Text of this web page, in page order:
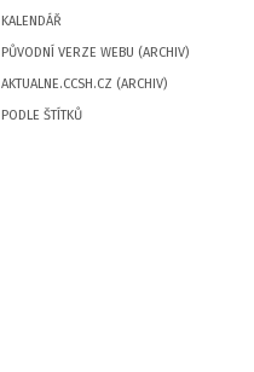
KALENDÁŘ
PŮVODNÍ VERZE WEBU (ARCHIV)
AKTUALNE.CCSH.CZ (ARCHIV)
PODLE ŠTÍTKŮ